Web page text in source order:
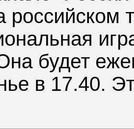
российском
будет
в 17.40.